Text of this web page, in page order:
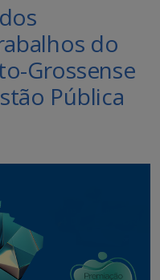
do
Grossense
Pública